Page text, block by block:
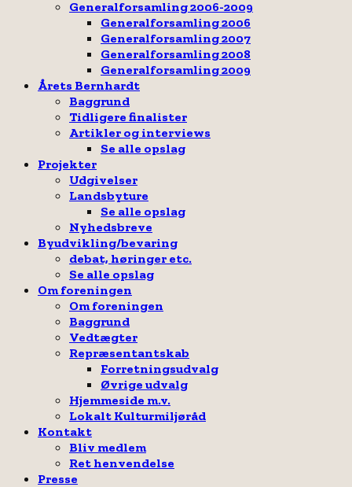
Generalforsamling 2006-2009
Generalforsamling 2006
Generalforsamling 2007
Generalforsamling 2008
Generalforsamling 2009
Årets Bernhardt
Baggrund
Tidligere finalister
Artikler og interviews
Se alle opslag
Projekter
Udgivelser
Landsbyture
Se alle opslag
Nyhedsbreve
Byudvikling/bevaring
debat, høringer etc.
Se alle opslag
Om foreningen
Om foreningen
Baggrund
Vedtægter
Repræsentantskab
Forretningsudvalg
Øvrige udvalg
Hjemmeside m.v.
Lokalt Kulturmiljøråd
Kontakt
Bliv medlem
Ret henvendelse
Presse